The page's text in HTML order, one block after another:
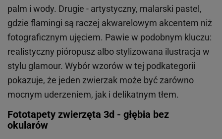
palm i wody. Drugie - artystyczny, malarski pastel,
gdzie flamingi są raczej akwarelowym akcentem niż
fotograficznym ujęciem. Pawie w podobnym kluczu:
realistyczny pióropusz albo stylizowana ilustracja w
stylu glamour. Wybór wzorów w tej podkategorii
pokazuje, że jeden zwierzak może być zarówno
mocnym uderzeniem, jak i delikatnym tłem.
Fototapety zwierzęta 3d - głębia bez
okularów